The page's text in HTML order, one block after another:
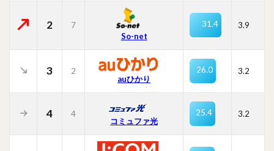
2
7
So-net
31.4 3.9
3
2
auひかり
26.0 3.2
4 4
コミュファ光
25.4 3.2